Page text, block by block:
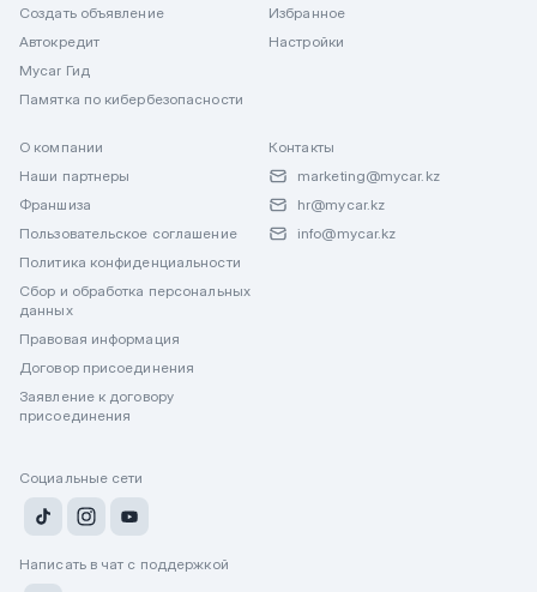
Создать объявление
Автокредит
Mycar Гид
Памятка по кибербезопасности
Избранное
Настройки
О компании
Наши партнеры
Франшиза
Пользовательское соглашение
Политика конфиденциальности
Сбор и обработка персональных
данных
Правовая информация
Договор присоединения
Заявление к договору
присоединения
Контакты
marketing@mycar.kz
hr@mycar.kz
info@mycar.kz
Социальные сети
Написать в чат с поддержкой